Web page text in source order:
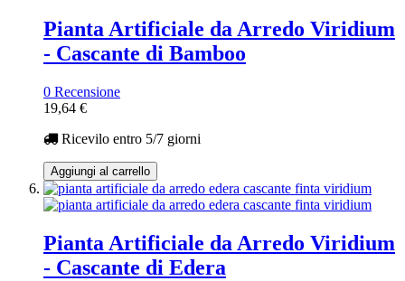
Pianta Artificiale da Arredo Viridium
- Cascante di Bamboo
0 Recensione
19,64 €
Ricevilo entro 5/7 giorni
Aggiungi al carrello
Pianta Artificiale da Arredo Viridium
- Cascante di Edera